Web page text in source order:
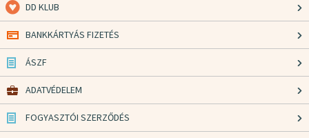
DD KLUB
BANKKÁRTYÁS FIZETÉS
ÁSZF
ADATVÉDELEM
FOGYASZTÓI SZERZŐDÉS